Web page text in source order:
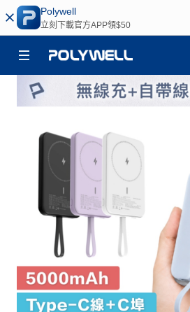
Polywell
立刻下載官方APP領$50